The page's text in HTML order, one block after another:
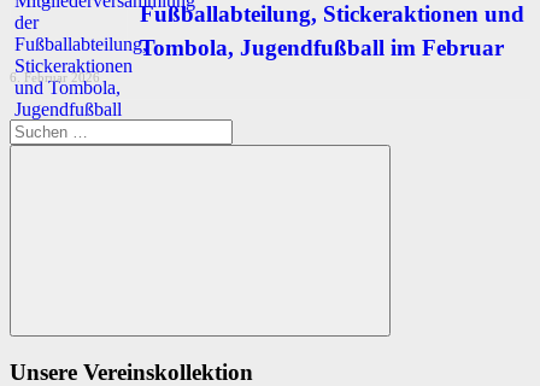
Fußballabteilung, Stickeraktionen und
Tombola, Jugendfußball im Februar
6. Februar 2026
Suchen
nach:
Suchen
Unsere Vereinskollektion